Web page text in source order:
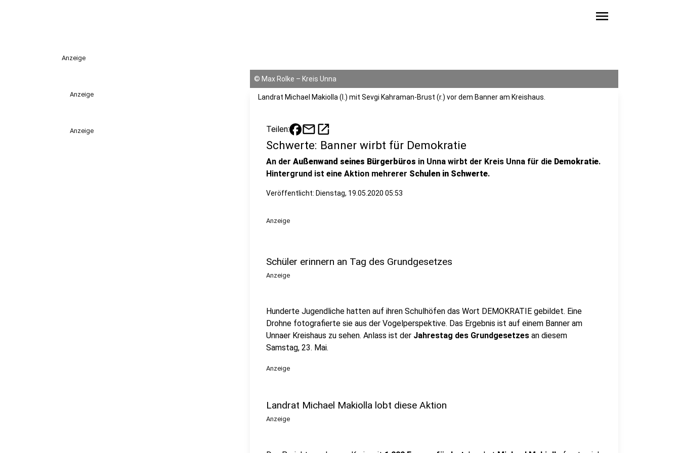
menu
Anzeige
Anzeige
Anzeige
© Max Rolke – Kreis Unna
Landrat Michael Makiolla (l.) mit Sevgi Kahraman-Brust (r.) vor dem Banner am Kreishaus.
Teilen: mailopen_in_new
Schwerte: Banner wirbt für Demokratie
An der Außenwand seines Bürgerbüros in Unna wirbt der Kreis Unna für die Demokratie.
Hintergrund ist eine Aktion mehrerer Schulen in Schwerte.
Veröffentlicht: Dienstag, 19.05.2020 05:53
Anzeige
Schüler erinnern an Tag des Grundgesetzes
Anzeige
Hunderte Jugendliche hatten auf ihren Schulhöfen das Wort DEMOKRATIE gebildet. Eine
Drohne fotografierte sie aus der Vogelperspektive. Das Ergebnis ist auf einem Banner am
Unnaer Kreishaus zu sehen. Anlass ist der Jahrestag des Grundgesetzes an diesem
Samstag, 23. Mai.
Anzeige
Landrat Michael Makiolla lobt diese Aktion
Anzeige